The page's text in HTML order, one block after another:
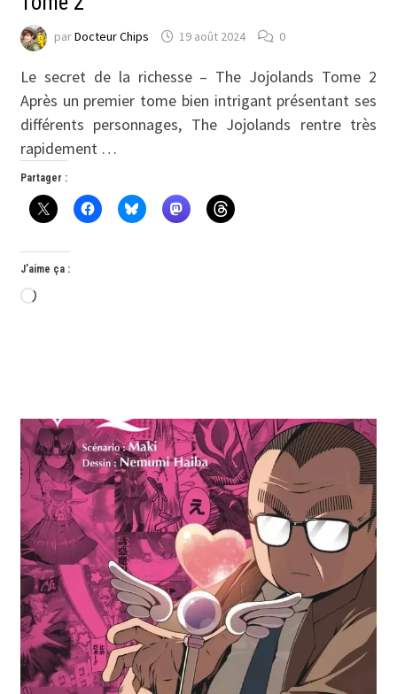
parDocteur Chips 19 août 2024 0
Le secret de la richesse – The Jojolands Tome 2
Après un premier tome bien intrigant présentant ses
différents personnages, The Jojolands rentre très
rapidement …
Partager :
J’aime ça :
Chargement…